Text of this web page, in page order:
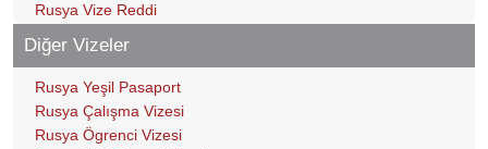
Rusya Vize Reddi
Diğer Vizeler
Rusya Yeşil Pasaport
Rusya Çalışma Vizesi
Rusya Ögrenci Vizesi